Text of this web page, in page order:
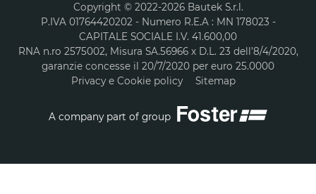
Copyright © 2022-2026 Bautek S.r.l.
P.IVA 01764420202 - Numero R.E.A : MN 178023 -
CAPITALE SOCIALE I.V. 41.600,00
RNA n.ro 2575002, Misura SA.56966 x D.L. 23 dell’8/4/2020,
garanzie concesse il 20/7/2020 per euro 25.0000
Privacy e Cookie policy
Sitemap
A company part of group